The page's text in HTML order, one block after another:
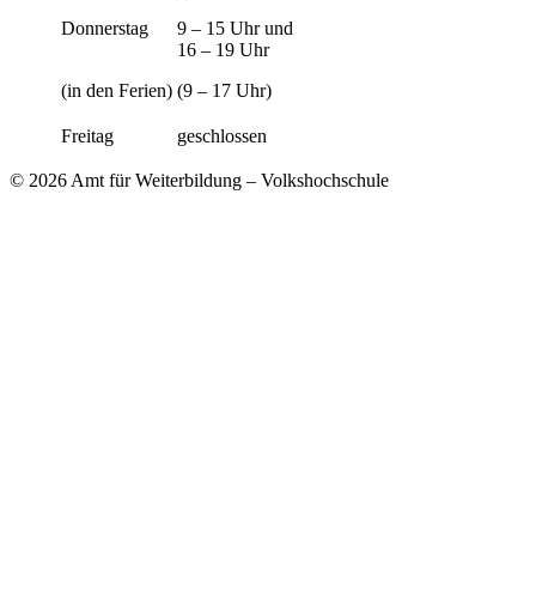
Donnerstag
(in den Ferien)
9 – 15 Uhr und
16 – 19 Uhr
(9 – 17 Uhr)
Freitag geschlossen
© 2026 Amt für Weiterbildung – Volkshochschule